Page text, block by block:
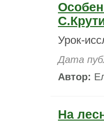
Урок-
Дата
Автор:
На